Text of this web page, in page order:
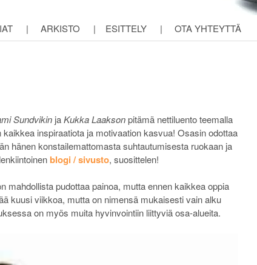
| ARKISTO | ESITTELY | OTA YHTEYTTÄ
SundvikinjaKukka Laaksonpitämä nettiluento teemalla
inspiraatiota ja motivaation kasvua! Osasin odottaa
hänen konstailemattomasta suhtautumisesta ruokaan ja
blogi / sivusto, suosittelen!
pudottaa painoa, mutta ennen kaikkea oppia
kuusi viikkoa, mutta on nimensä mukaisesti vain alku
on myös muita hyvinvointiin liittyviä osa-alueita.